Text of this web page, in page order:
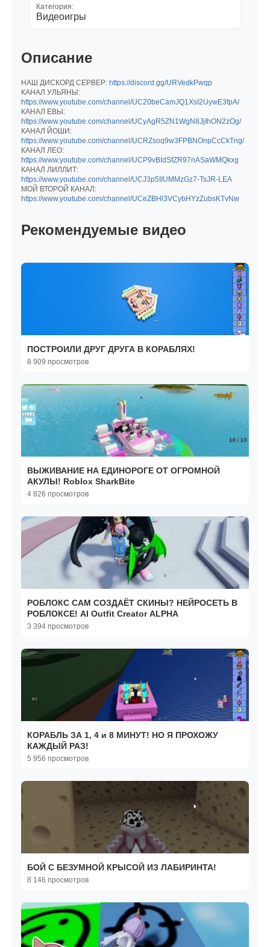
Категория:
Видеоигры
Описание
НАШ ДИСКОРД СЕРВЕР: https://discord.gg/URVedkPwqp
КАНАЛ УЛЬЯНЫ:
https://www.youtube.com/channel/UC20beCamJQ1XsI2UywE3fpA/
КАНАЛ ЕВЫ:
https://www.youtube.com/channel/UCyAgR5ZN1WgN8JjIhON2zOg/
КАНАЛ ЙОШИ:
https://www.youtube.com/channel/UCRZsoq9w3FPBNOnpCcCkTng/
КАНАЛ ЛЕО:
https://www.youtube.com/channel/UCP9vBIdSfZR97nASaWMQkxg
КАНАЛ ЛИЛЛИТ:
https://www.youtube.com/channel/UCJ3p5IIUMMzGz7-TsJR-LEA
МОЙ ВТОРОЙ КАНАЛ:
https://www.youtube.com/channel/UCeZBHl3VCybHYzZubsKTvNw
Рекомендуемые видео
ПОСТРОИЛИ ДРУГ ДРУГА В КОРАБЛЯХ!
8 909 просмотров
ВЫЖИВАНИЕ НА ЕДИНОРОГЕ ОТ ОГРОМНОЙ
АКУЛЫ! Roblox SharkBite
4 826 просмотров
РОБЛОКС САМ СОЗДАЁТ СКИНЫ? НЕЙРОСЕТЬ В
РОБЛОКСЕ! AI Outfit Creator ALPHA
3 394 просмотров
КОРАБЛЬ ЗА 1, 4 и 8 МИНУТ! НО Я ПРОХОЖУ
КАЖДЫЙ РАЗ!
5 956 просмотров
БОЙ С БЕЗУМНОЙ КРЫСОЙ ИЗ ЛАБИРИНТА!
8 146 просмотров